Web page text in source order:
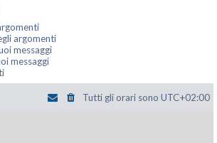
argomenti
messaggi
messaggi
Tutti gli orari sono UTC+02:00